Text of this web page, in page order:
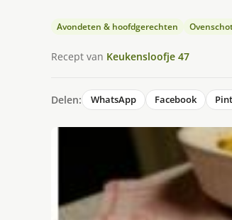
Avondeten & hoofdgerechten
Recept van Keukensloofje 47
Delen: WhatsApp Facebook